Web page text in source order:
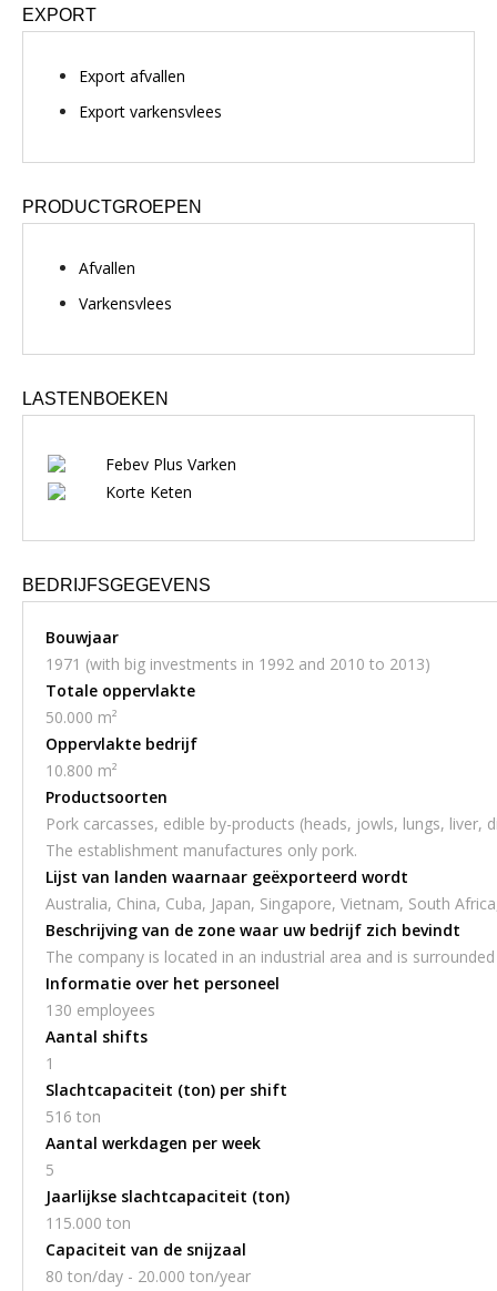
EXPORT
Export afvallen
Export varkensvlees
PRODUCTGROEPEN
Afvallen
Varkensvlees
LASTENBOEKEN
Febev Plus Varken
Korte Keten
BEDRIJFSGEGEVENS
Bouwjaar
1971 (with big investments in 1992 and 2010 to 2013)
Totale oppervlakte
50.000 m²
Oppervlakte bedrijf
10.800 m²
Productsoorten
Pork carcasses, edible by-products (heads, jowls, lungs,
The establishment manufactures only pork.
Lijst van landen waarnaar geëxporteerd wordt
Australia, China, Cuba, Japan, Singapore, Vietnam, South
Beschrijving van de zone waar uw bedrijf zich bevindt
The company is located in an industrial area and is
Informatie over het personeel
130 employees
Aantal shifts
1
Slachtcapaciteit (ton) per shift
516 ton
Aantal werkdagen per week
5
Jaarlijkse slachtcapaciteit (ton)
115.000 ton
Capaciteit van de snijzaal
80 ton/day - 20.000 ton/year